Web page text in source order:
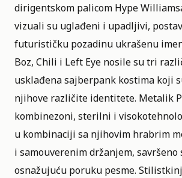
dirigentskom palicom Hype
vizuali su uglađeni i upadljivi,
futurističku pozadinu ukrašenu
Boz, Chili i Left Eye nosile su tri
usklađena sajberpank kostima koji
njihove različite identitete. Metalik
kombinezoni, sterilni i
u kombinaciji sa njihovim hrabrim
i samouverenim držanjem,
osnažujuću poruku pesme.